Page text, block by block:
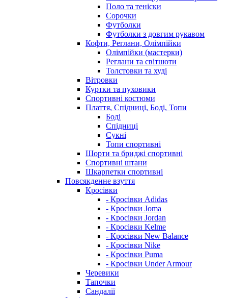
Поло та теніски
Сорочки
Футболки
Футболки з довгим рукавом
Кофти, Реглани, Олімпійки
Олімпійки (мастерки)
Реглани та світшоти
Толстовки та худі
Вітровки
Куртки та пуховики
Спортивні костюми
Плаття, Спідниці, Боді, Топи
Боді
Спідниці
Сукні
Топи спортивні
Шорти та бриджі спортивні
Спортивні штани
Шкарпетки спортивні
Повсякденне взуття
Кросівки
- Кросівки Adidas
- Кросівки Joma
- Кросівки Jordan
- Кросівки Kelme
- Кросівки New Balance
- Кросівки Nike
- Кросівки Puma
- Кросівки Under Armour
Черевики
Тапочки
Сандалії